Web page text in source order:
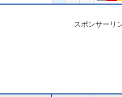
スポンサーリ